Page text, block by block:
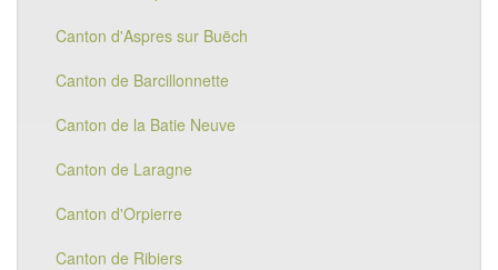
Canton d'Aspres sur Buëch
Canton de Barcillonnette
Canton de la Batie Neuve
Canton de Laragne
Canton d'Orpierre
Canton de Ribiers